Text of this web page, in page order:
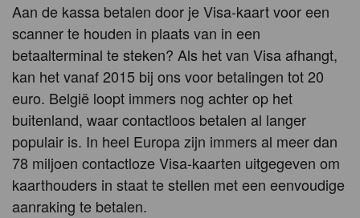
Aan de kassa betalen door je Visa-kaart voor een
scanner te houden in plaats van in een
betaalterminal te steken? Als het van Visa afhangt,
kan het vanaf 2015 bij ons voor betalingen tot 20
euro. België loopt immers nog achter op het
buitenland, waar contactloos betalen al langer
populair is. In heel Europa zijn immers al meer dan
78 miljoen contactloze Visa-kaarten uitgegeven om
kaarthouders in staat te stellen met een eenvoudige
aanraking te betalen.